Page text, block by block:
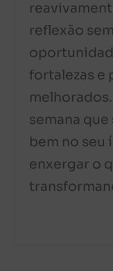
reflexão
fortalezas e
semana
bem no seu
enxergar o